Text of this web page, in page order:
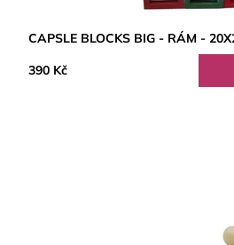
CAPSLE BLOCKS BIG - RÁM -
390 Kč